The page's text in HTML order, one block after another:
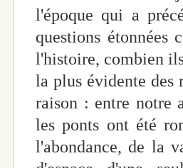
l'époque qui a
questions étonnées
l'histoire, combien
la plus évidente des
raison : entre notre
les ponts ont été
l'abondance, de la